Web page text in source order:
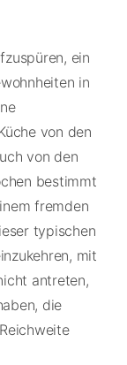
ein
in
von den
von den
bestimmt
fremden
typischen
mit
antreten,
die